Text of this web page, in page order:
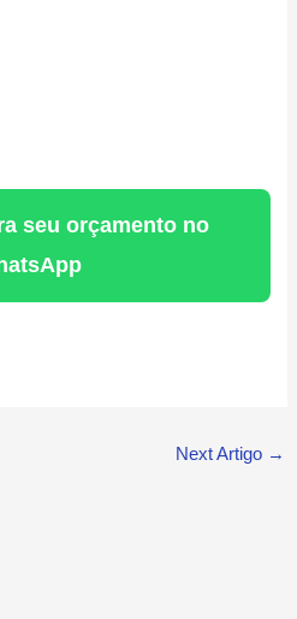
seu orçamento no
Next Artigo →